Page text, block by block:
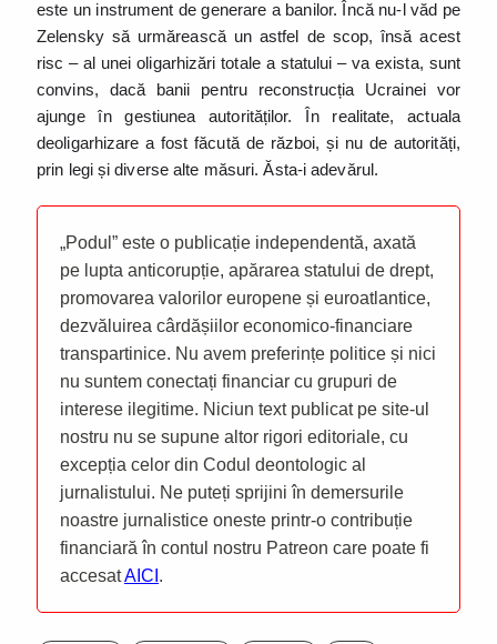
este un instrument de generare a banilor. Încă nu-l văd pe
Zelensky să urmărească un astfel de scop, însă acest
risc – al unei oligarhizări totale a statului – va exista, sunt
convins, dacă banii pentru reconstrucția Ucrainei vor
ajunge în gestiunea autorităților. În realitate, actuala
deoligarhizare a fost făcută de război, și nu de autorități,
prin legi și diverse alte măsuri. Ăsta-i adevărul.
„Podul” este o publicație independentă, axată
pe lupta anticorupție, apărarea statului de drept,
promovarea valorilor europene și euroatlantice,
dezvăluirea cârdășiilor economico-financiare
transpartinice. Nu avem preferințe politice și nici
nu suntem conectați financiar cu grupuri de
interese ilegitime. Niciun text publicat pe site-ul
nostru nu se supune altor rigori editoriale, cu
excepția celor din Codul deontologic al
jurnalistului. Ne puteți sprijini în demersurile
noastre jurnalistice oneste printr-o contribuție
financiară în contul nostru Patreon care poate fi
accesatAICI .